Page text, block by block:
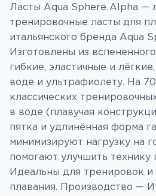
т
в
о
т
о
в
а
р
а
Л
а
с
т
Ласты Aqua Sphere Alpha —
тренировочные ласты для
итальянского бренда Aqua
Изготовлены из
гибкие, эластичные и
воде и ультрафиолету. На
классических
в воде (плавучая
пятка и удлинённая форма
минимизируют нагрузку на
помогают улучшить технику
Идеальны для тренировок и
плавания. Производство —